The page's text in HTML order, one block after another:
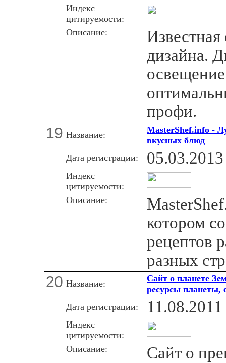
Индекс
цитируемости:
Описание:
Известная
дизайна.
профи.
19 Название:
MasterShef.info -
вкусных блюд
Дата регистрации:
05.03.2013
Индекс
цитируемости:
Описание:
котором
рецептов
разных
20 Название:
Сайт о планете
ресурсы планеты,
Дата регистрации:
11.08.2011
Индекс
цитируемости:
Описание:
Сайт о